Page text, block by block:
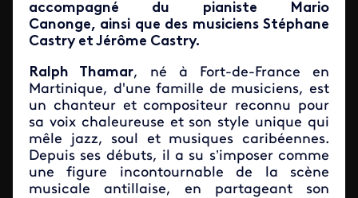
accompagné du pianiste Mario
Canonge, ainsi que des musiciens Stéphane
Castry et Jérôme Castry.
Ralph Thamar, né à Fort-de-France en
Martinique, d'une famille de musiciens, est
un chanteur et compositeur reconnu pour
sa voix chaleureuse et son style unique qui
mêle jazz, soul et musiques caribéennes.
Depuis ses débuts, il a su s’imposer comme
une figure incontournable de la scène
musicale antillaise, en partageant son